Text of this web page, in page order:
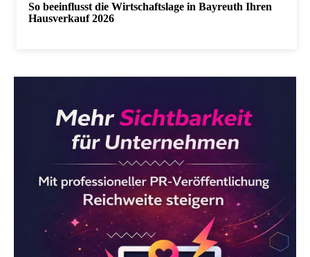
So beeinflusst die Wirtschaftslage in Bayreuth Ihren
Hausverkauf 2026